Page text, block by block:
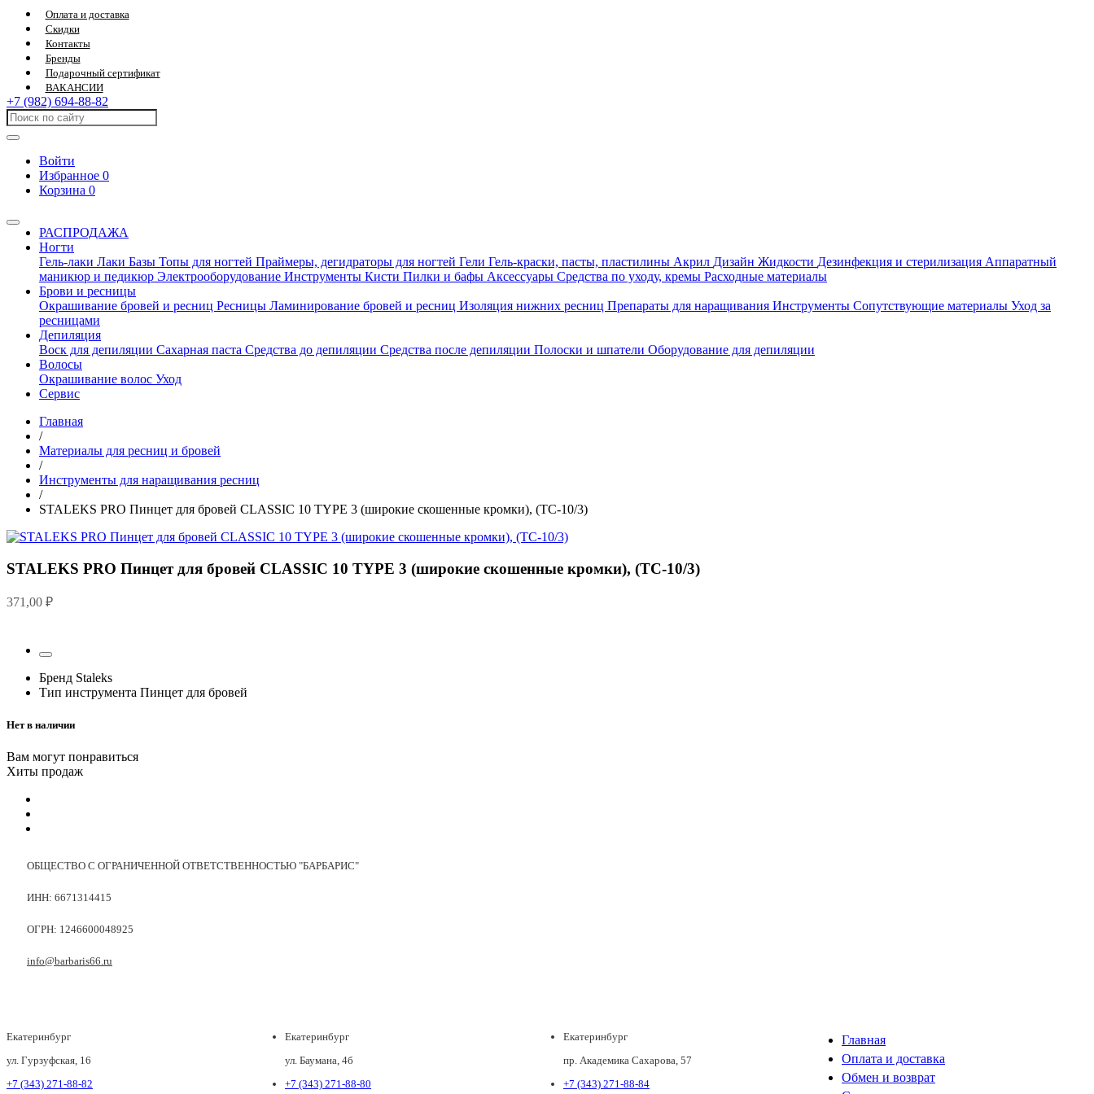
Оплата и доставка
Скидки
Контакты
Бренды
Подарочный сертификат
ВАКАНСИИ
+7 (982) 694-88-82
Войти
Избранное 0
Корзина 0
РАСПРОДАЖА
Ногти
Гель-лаки Лаки Базы Топы для ногтей Праймеры, дегидраторы для ногтей Гели Гель-краски, пасты, пластилины Акрил Дизайн Жидкости Дезинфекция и стерилизация Аппаратный
маникюр и педикюр Электрооборудование Инструменты Кисти Пилки и бафы Аксессуары Средства по уходу, кремы Расходные материалы
Брови и ресницы
Окрашивание бровей и ресниц Ресницы Ламинирование бровей и ресниц Изоляция нижних ресниц Препараты для наращивания Инструменты Сопутствующие материалы Уход за
ресницами
Депиляция
Воск для депиляции Сахарная паста Средства до депиляции Средства после депиляции Полоски и шпатели Оборудование для депиляции
Волосы
Окрашивание волос Уход
Сервис
Главная
/
Материалы для ресниц и бровей
/
Инструменты для наращивания ресниц
/
STALEKS PRO Пинцет для бровей CLASSIC 10 TYPE 3 (широкие скошенные кромки), (TC-10/3)
STALEKS PRO Пинцет для бровей CLASSIC 10 TYPE 3 (широкие скошенные кромки), (TC-10/3)
371,00 ₽
Бренд Staleks
Тип инструмента Пинцет для бровей
Нет в наличии
Вам могут понравиться
Хиты продаж
ОБЩЕСТВО С ОГРАНИЧЕННОЙ ОТВЕТСТВЕННОСТЬЮ "БАРБАРИС"
ИНН: 6671314415
ОГРН: 1246600048925
info@barbaris66.ru
Екатеринбург
ул. Гурзуфская, 16
+7 (343) 271-88-82
Екатеринбург
ул. Баумана, 4б
+7 (343) 271-88-80
Екатеринбург
пр. Академика Сахарова, 57
+7 (343) 271-88-84
Главная
Оплата и доставка
Обмен и возврат